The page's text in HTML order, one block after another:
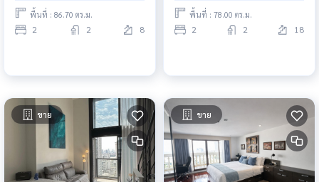
PT002
พื้นที่ : 86.70 ตร.ม.
2 2 8
พื้นที่ : 78.00 ตร.ม.
2 2 18
ขาย ขาย